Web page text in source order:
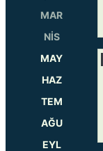
MAR
NİS
MAY
HAZ
TEM
AĞU
EYL